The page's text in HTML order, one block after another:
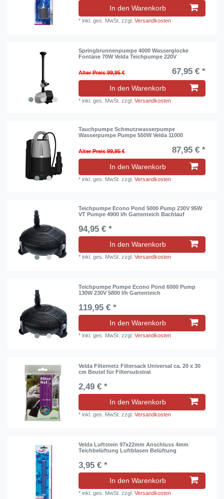
In den Warenkorb
*inkl. ges. MwSt. zzgl.Versandkosten
Springbrunnenpumpe 4000 Wasserglocke
Fontäne 70W Velda Teichpumpe 220V
Alter Preis 99,95 € 67,95 € *
In den Warenkorb
*inkl. ges. MwSt. zzgl.Versandkosten
Tauchpumpe Schmutzwasserpumpe
Wasserpumpe Pumpe 550W Velda 11000
Alter Preis 99,95 € 87,95 € *
In den Warenkorb
*inkl. ges. MwSt. zzgl.Versandkosten
Teichpumpe Econo Pond 5000 Pump 230V 95W
VT Pumpe 4900 l/h Gartenteich Bachlauf
94,95 € *
In den Warenkorb
*inkl. ges. MwSt. zzgl.Versandkosten
Teichpumpe Pumpe Econo Pond 6000 Pump
130W 230V 5800 l/h Gartenteich
119,95 € *
In den Warenkorb
*inkl. ges. MwSt. zzgl.Versandkosten
Velda Filternetz Filtersack Universal ca. 20 x 30
cm Beutel für Filtersubstrat
2,49 € *
In den Warenkorb
*inkl. ges. MwSt. zzgl.Versandkosten
Velda Luftstein 97x22mm Anschluss 4mm
Teichbelüftung Luftblasen Belüftung
3,95 € *
In den Warenkorb
*inkl. ges. MwSt. zzgl.Versandkosten